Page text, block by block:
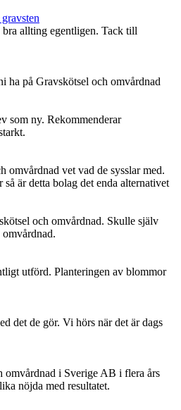
allting egentligen. Tack till
ha på Gravskötsel och omvårdnad
som ny. Rekommenderar
omvårdnad vet vad de sysslar med.
så är detta bolag det enda alternativet
och omvårdnad. Skulle själv
utförd. Planteringen av blommor
det de gör. Vi hörs när det är dags
omvårdnad i Sverige AB i flera års
nöjda med resultatet.